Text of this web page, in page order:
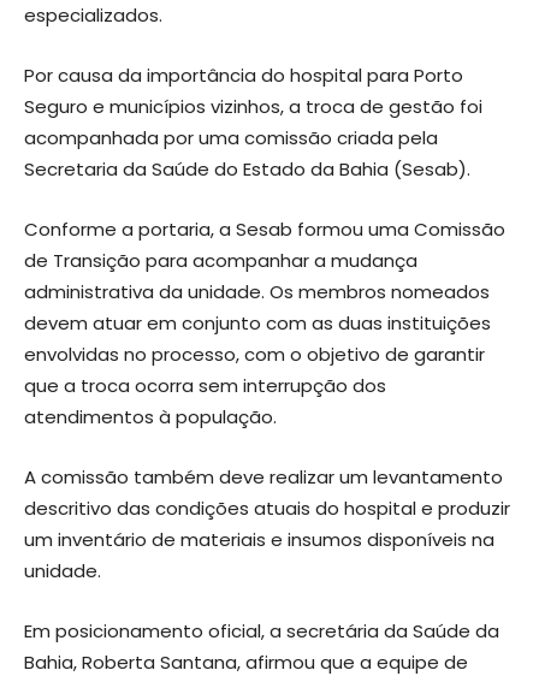
especializados.
Por causa da importância do hospital para Porto
Seguro e municípios vizinhos, a troca de gestão foi
acompanhada por uma comissão criada pela
Secretaria da Saúde do Estado da Bahia (Sesab).
Conforme a portaria, a Sesab formou uma Comissão
de Transição para acompanhar a mudança
administrativa da unidade. Os membros nomeados
devem atuar em conjunto com as duas instituições
envolvidas no processo, com o objetivo de garantir
que a troca ocorra sem interrupção dos
atendimentos à população.
A comissão também deve realizar um levantamento
descritivo das condições atuais do hospital e produzir
um inventário de materiais e insumos disponíveis na
unidade.
Em posicionamento oficial, a secretária da Saúde da
Bahia, Roberta Santana, afirmou que a equipe de